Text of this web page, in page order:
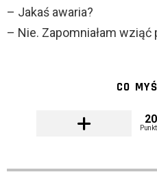
– Jakaś awaria?
– Nie. Zapomniałam wziąć
CO